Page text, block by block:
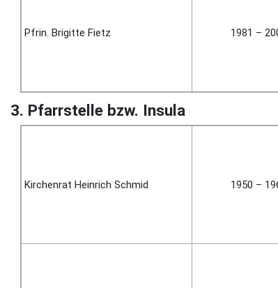
Pfrin. Brigitte Fietz 1981 –
3. Pfarrstelle bzw. Insula
Kirchen­rat Heinrich Schmid 1950 –